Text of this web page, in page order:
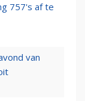
757's af te
van